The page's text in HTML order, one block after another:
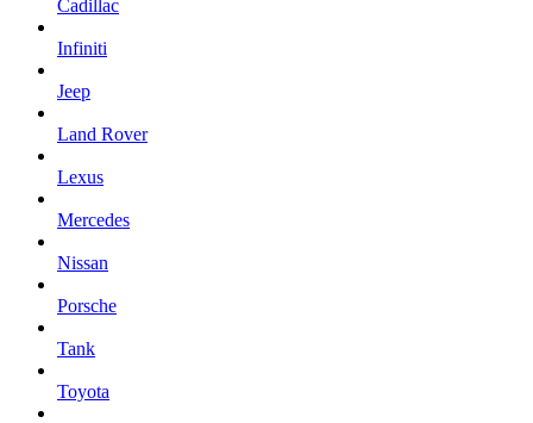
Cadillac
Infiniti
Jeep
Land Rover
Lexus
Mercedes
Nissan
Porsche
Tank
Toyota